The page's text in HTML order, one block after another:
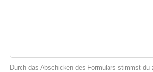
Durch das Abschicken des Formulars stimmst du